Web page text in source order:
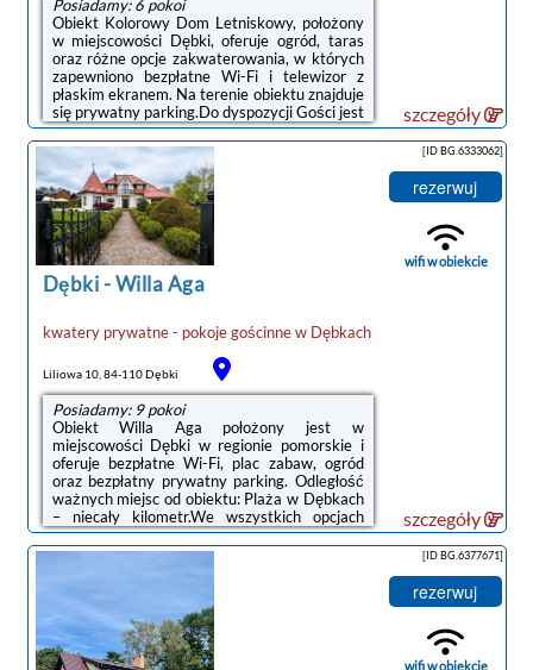
Posiadamy: 6 pokoi
Obiekt Kolorowy Dom Letniskowy, położony
w miejscowości Dębki, oferuje ogród, taras
oraz różne opcje zakwaterowania, w których
zapewniono bezpłatne Wi-Fi i telewizor z
płaskim ekranem. Na terenie obiektu znajduje
się prywatny parking.Do dyspozycji Gości jest
w pełni wyposażona prywatna łazienka z
prysznicem i suszarką do włosów.Odległość
ważnych miejsc od obiektu: Plaża w Dębkach
– 800 m, Dworzec kolejowy – 50 km.
Lotnisko Lotnisko Gdańsk-Rębiechowo
znajduje się 74 km od obiektu.Doba hotelowa
od godziny 15:00 do 10:00.W obiekcie
obowiązuje zakaz organizowania wieczorów ...
szczegóły
Dębki-Willa Aga
kwatery prywatne - pokoje gościnnew Dębkach
Liliowa 10, 84-110 Dębki
Posiadamy: 9 pokoi
Obiekt Willa Aga położony jest w
miejscowości Dębki w regionie pomorskie i
oferuje bezpłatne Wi-Fi, plac zabaw, ogród
oraz bezpłatny prywatny parking. Odległość
ważnych miejsc od obiektu: Plaża w Dębkach
– niecały kilometr.We wszystkich opcjach
zakwaterowania znajduje się podłoga
wyłożona parkietem, kuchnia z pełnym
Wyposażenie obejmuje też telewizor z
płaskim ekranem z dostępem do kanałów
kablowych. Wyposażenie obejmuje także
mikrofalówkę, płytę kuchenną i czajnik.Na
[ID BG.6333062]
rezerwuj
wifi w obiekcie
szczegóły
[ID BG.6377671]
rezerwuj
wifi w obiekcie